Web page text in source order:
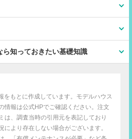
知っておきたい基礎知識
をもとに作成しています。モデルハウス
情報は公式HPでご確認ください。注文
は、調査当時の引用元を表記しており
により存在しない場合がございます。